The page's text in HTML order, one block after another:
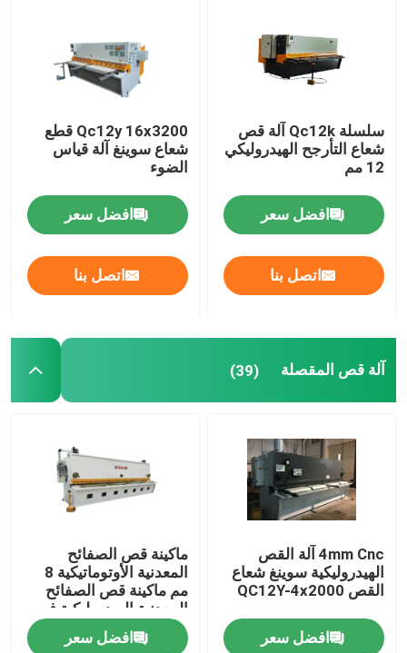
سلسلة Qc12k آلة قص
شعاع التأرجح الهيدروليكي
12 مم
افضل سعر
اتصل بنا
Qc12y 16x3200 قطع
شعاع سوينغ آلة قياس
الضوء
افضل سعر
اتصل بنا
آلة قص المقصلة (39)
4mm Cnc آلة القص
الهيدروليكية سوينغ شعاع
القص QC12Y-4x2000
افضل سعر
ماكينة قص الصفائح
المعدنية الأوتوماتيكية 8
مم ماكينة قص الصفائح
المعدنية الهيدروليكية في
تركيا
افضل سعر